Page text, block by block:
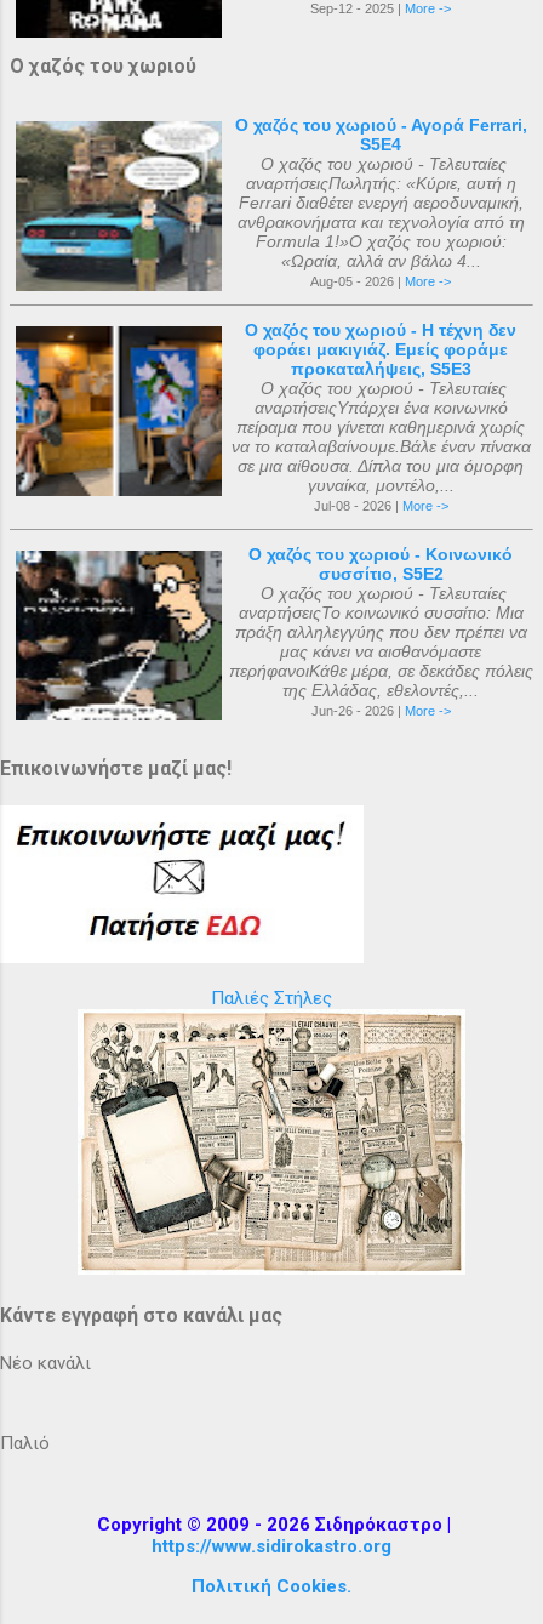
Sep-12 - 2025 | More ->
Ο χαζός του χωριού
Ο χαζός του χωριού - Αγορά Ferrari,
S5E4
Ο χαζός του χωριού - Τελευταίες
αναρτήσειςΠωλητής: «Κύριε, αυτή η
Ferrari διαθέτει ενεργή αεροδυναμική,
ανθρακονήματα και τεχνολογία από τη
Formula 1!»Ο χαζός του χωριού:
«Ωραία, αλλά αν βάλω 4...
Aug-05 - 2026 | More ->
Ο χαζός του χωριού - Η τέχνη δεν
φοράει μακιγιάζ. Εμείς φοράμε
προκαταλήψεις, S5E3
Ο χαζός του χωριού - Τελευταίες
αναρτήσειςΥπάρχει ένα κοινωνικό
πείραμα που γίνεται καθημερινά χωρίς
να το καταλαβαίνουμε.Βάλε έναν πίνακα
σε μια αίθουσα. Δίπλα του μια όμορφη
γυναίκα, μοντέλο,...
Jul-08 - 2026 | More ->
Ο χαζός του χωριού - Κοινωνικό
συσσίτιο, S5E2
Ο χαζός του χωριού - Τελευταίες
αναρτήσειςΤο κοινωνικό συσσίτιο: Μια
πράξη αλληλεγγύης που δεν πρέπει να
μας κάνει να αισθανόμαστε
περήφανοιΚάθε μέρα, σε δεκάδες πόλεις
της Ελλάδας, εθελοντές,...
Jun-26 - 2026 | More ->
Επικοινωνήστε μαζί μας!
Παλιές Στήλες
Κάντε εγγραφή στο κανάλι μας
Νέο κανάλι
Παλιό
Copyright © 2009 - 2026 Σιδηρόκαστρο |
https://www.sidirokastro.org
Πολιτική Cookies.